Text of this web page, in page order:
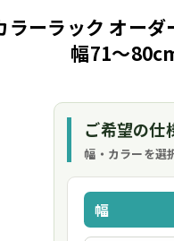
ラーラック オー
幅71～
ご希望の仕
幅・カラーを選
幅